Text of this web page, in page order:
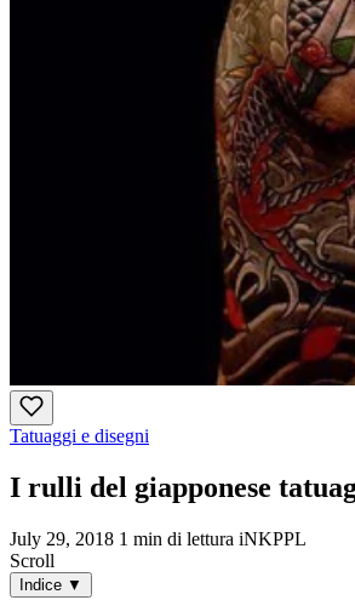
Tatuaggi e disegni
I rulli del giapponese
July 29, 2018 1 min di lettura iNKPPL
Scroll
Indice ▼